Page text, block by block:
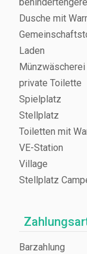
Dusche mit
Laden
Münzwäscherei
private Toilette
Spielplatz
Stellplatz
Toiletten mit
VE-Station
Village
Stellplatz
Barzahlung